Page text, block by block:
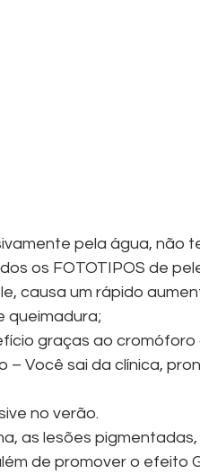
pela água, não
os FOTOTIPOS de
causa um rápido
queimadura;
graças ao cromóforo
– Você sai da clínica,
no verão.
as lesões
de promover o efeito